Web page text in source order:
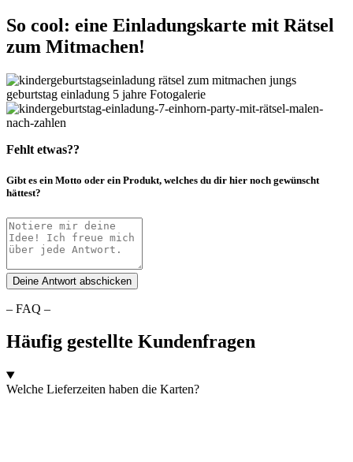
So cool: eine Einladungskarte mit Rätsel
zum Mitmachen!
Fehlt etwas??
Gibt es ein Motto oder ein Produkt, welches du dir hier noch gewünscht
hättest?
Deine Antwort abschicken
– FAQ –
Häufig gestellte Kundenfragen
Welche Lieferzeiten haben die Karten?